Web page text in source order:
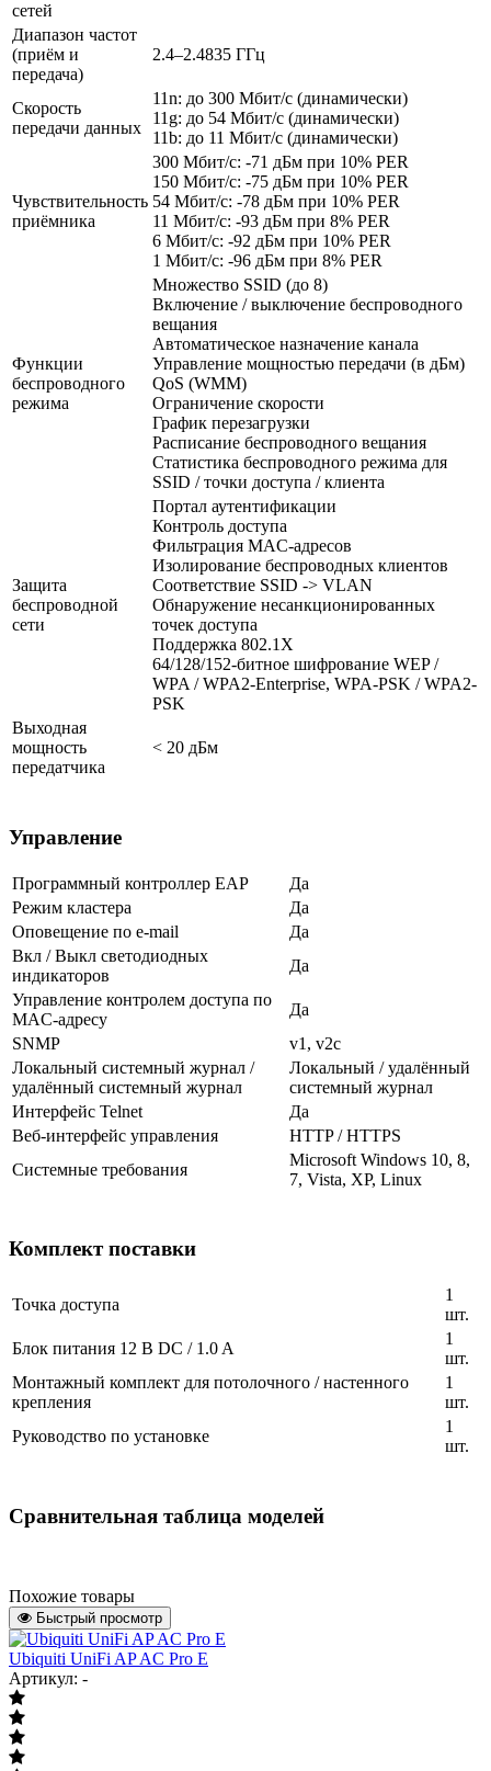
сетей
Диапазон частот
(приём и
передача)
2.4–2.4835 ГГц
Скороcть
передачи данных
11n: до 300 Мбит/с (динамически)
11g: до 54 Мбит/с (динамически)
11b: до 11 Мбит/с (динамически)
Чувствительность
приёмника
300 Мбит/с: -71 дБм при 10% PER
150 Мбит/с: -75 дБм при 10% PER
54 Мбит/с: -78 дБм при 10% PER
11 Мбит/с: -93 дБм при 8% PER
6 Мбит/с: -92 дБм при 10% PER
1 Мбит/с: -96 дБм при 8% PER
Функции
беспроводного
режима
Множество SSID (до 8)
Включение / выключение беспроводного
вещания
Автоматическое назначение канала
Управление мощностью передачи (в дБм)
QoS (WMM)
Ограничение скорости
График перезагрузки
Расписание беспроводного вещания
Статистика беспроводного режима для
SSID / точки доступа / клиента
Защита
беспроводной
сети
Портал аутентификации
Контроль доступа
Фильтрация MAC-адресов
Изолирование беспроводных клиентов
Соответствие SSID -> VLAN
Обнаружение несанкционированных
точек доступа
Поддержка 802.1X
64/128/152-битное шифрование WEP /
WPA / WPA2-Enterprise, WPA-PSK / WPA2-
PSK
Выходная
мощность
передатчика
< 20 дБм
Управление
Программный контроллер EAP
Да
Режим кластера
Да
Оповещение по e-mail
Да
Вкл / Выкл светодиодных
индикаторов
Да
Управление контролем доступа по
MAC-адресу
Да
SNMP
v1, v2c
Локальный системный журнал /
удалённый системный журнал
Локальный / удалённый
системный журнал
Интерфейс Telnet
Да
Веб-интерфейс управления
HTTP / HTTPS
Системные требования
Microsoft Windows 10, 8,
7, Vista, XP, Linux
Комплект поставки
Точка доступа
1
шт.
Блок питания 12 В DC / 1.0 A
1
шт.
Монтажный комплект для потолочного / настенного
крепления
1
шт.
Руководство по установке
1
шт.
Сравнительная таблица моделей
Похожие товары
Быстрый просмотр
Ubiquiti UniFi AP AC Pro E
Артикул: -